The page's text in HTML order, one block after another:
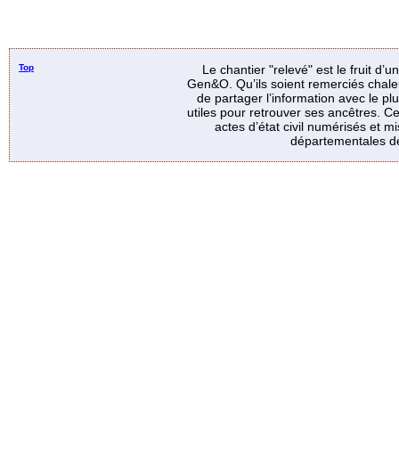
Top
Le chantier "relevé" est le fruit
Gen&O. Qu’ils soient remerciés
de partager l’information avec le
utiles pour retrouver ses ancêtres.
actes d’état civil numérisés et
départementales